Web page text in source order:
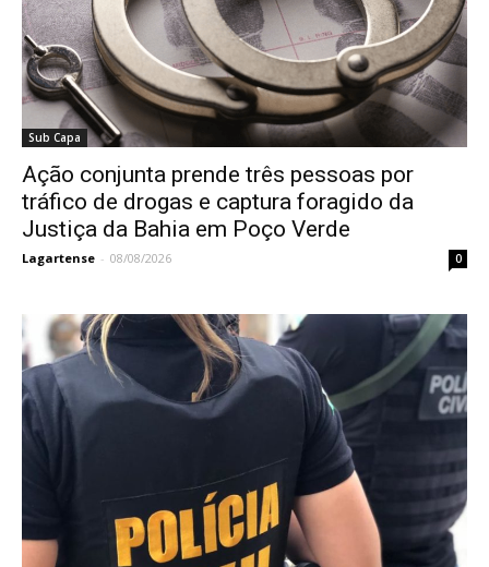
Sub Capa
Ação conjunta prende três pessoas por
tráfico de drogas e captura foragido da
Justiça da Bahia em Poço Verde
Lagartense - 08/08/2026 0